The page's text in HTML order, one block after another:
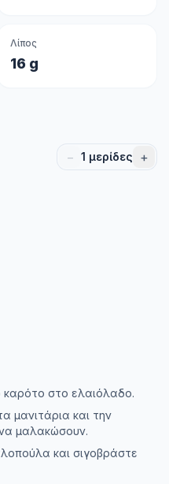
Λίπος
16 g
− 1 μερίδες +
καρότο στο ελαιόλαδο.
μανιτάρια και την
μαλακώσουν.
και σιγοβράστε